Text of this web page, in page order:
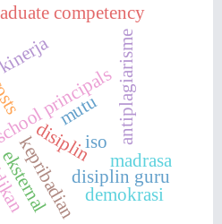
principalsantiplagiarisme
competency
disiplin
kepribadiandisiplin guru
madrasa
mutu
iso
demokrasi